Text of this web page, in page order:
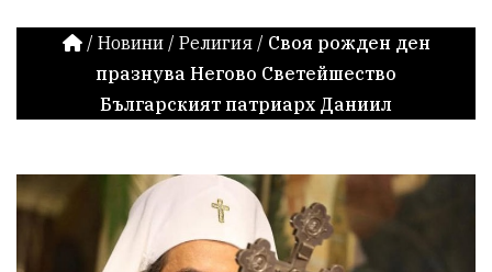
/ Новини / Религия / Своя рожден ден
празнува Негово Светейшество
Българският патриарх Даниил